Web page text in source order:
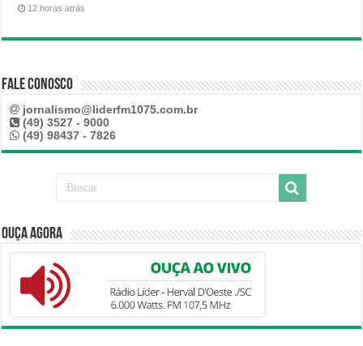
12 horas atrás
Fale Conosco
jornalismo@liderfm1075.com.br
(49) 3527 - 9000
(49) 98437 - 7826
Ouça Agora